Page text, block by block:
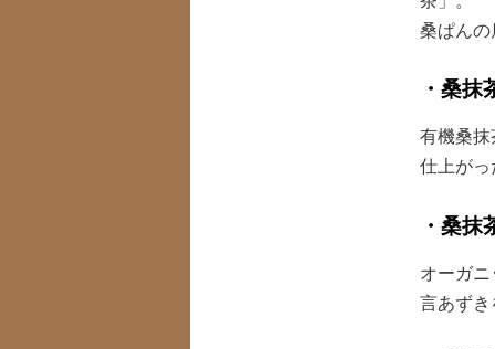
桑ぱんの
・桑抹
有機桑抹
仕上がっ
・桑抹
オーガ
言あずき